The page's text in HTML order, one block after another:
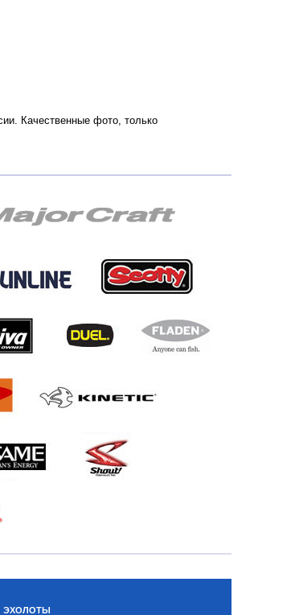
Качественные фото, только
ЭХОЛОТЫ